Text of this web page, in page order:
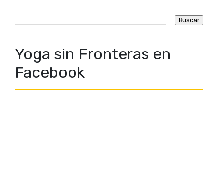
Yoga sin Fronteras en
Facebook